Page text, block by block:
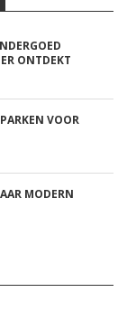
ONTDEKT
VOOR
MODERN